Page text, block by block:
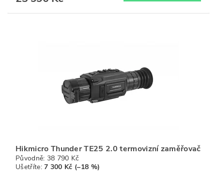
Hikmicro Thunder TE25 2.0 termovizní zaměřovač
Původně: 38 790 Kč
Ušetříte:7 300 Kč (–18 %)